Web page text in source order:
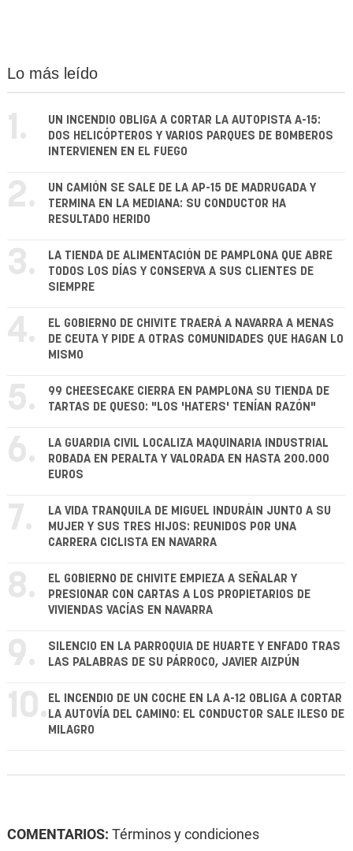
Lo más leído
1.
UN INCENDIO OBLIGA A CORTAR LA AUTOPISTA A-15:
DOS HELICÓPTEROS Y VARIOS PARQUES DE BOMBEROS
INTERVIENEN EN EL FUEGO
2.
UN CAMIÓN SE SALE DE LA AP-15 DE MADRUGADA Y
TERMINA EN LA MEDIANA: SU CONDUCTOR HA
RESULTADO HERIDO
3.
LA TIENDA DE ALIMENTACIÓN DE PAMPLONA QUE ABRE
TODOS LOS DÍAS Y CONSERVA A SUS CLIENTES DE
SIEMPRE
4.
EL GOBIERNO DE CHIVITE TRAERÁ A NAVARRA A MENAS
DE CEUTA Y PIDE A OTRAS COMUNIDADES QUE HAGAN LO
MISMO
5.
99 CHEESECAKE CIERRA EN PAMPLONA SU TIENDA DE
TARTAS DE QUESO: "LOS 'HATERS' TENÍAN RAZÓN"
6.
LA GUARDIA CIVIL LOCALIZA MAQUINARIA INDUSTRIAL
ROBADA EN PERALTA Y VALORADA EN HASTA 200.000
EUROS
7.
LA VIDA TRANQUILA DE MIGUEL INDURÁIN JUNTO A SU
MUJER Y SUS TRES HIJOS: REUNIDOS POR UNA
CARRERA CICLISTA EN NAVARRA
8.
EL GOBIERNO DE CHIVITE EMPIEZA A SEÑALAR Y
PRESIONAR CON CARTAS A LOS PROPIETARIOS DE
VIVIENDAS VACÍAS EN NAVARRA
9.
SILENCIO EN LA PARROQUIA DE HUARTE Y ENFADO TRAS
LAS PALABRAS DE SU PÁRROCO, JAVIER AIZPÚN
10. EL INCENDIO DE UN COCHE EN LA A-12 OBLIGA A CORTAR
LA AUTOVÍA DEL CAMINO: EL CONDUCTOR SALE ILESO DE
MILAGRO
COMENTARIOS: Términos y condiciones